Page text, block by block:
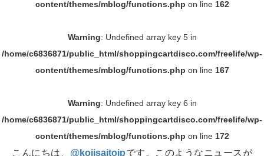
content/themes/mblog/functions.php on line 162
Warning: Undefined array key 5 in
/home/c6836871/public_html/shoppingcartdisco.com/freelife/wp-
content/themes/mblog/functions.php on line 167
Warning: Undefined array key 6 in
/home/c6836871/public_html/shoppingcartdisco.com/freelife/wp-
content/themes/mblog/functions.php on line 172
こんにちは、 @kojisaitojpです。このようなニュースが